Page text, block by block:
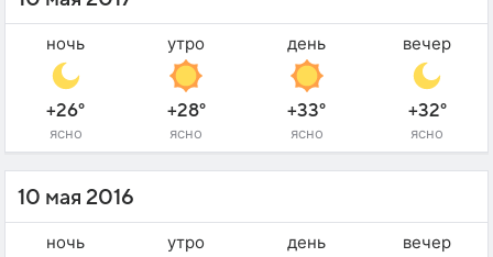
ночь
+26°
ясно
утро
+28°
ясно
день
+33°
ясно
вечер
+32°
ясно
10 мая 2016
ночь утро день вечер